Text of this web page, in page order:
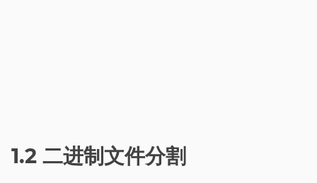
1.2 二进制文件分割